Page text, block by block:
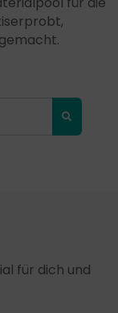
für dich und